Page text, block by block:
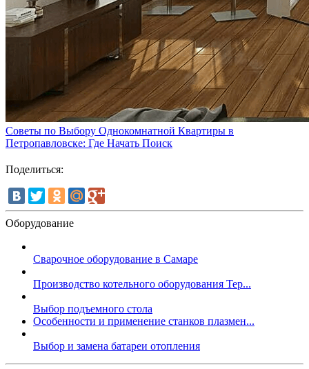
Советы по Выбору Однокомнатной Квартиры в
Петропавловске: Где Начать Поиск
Поделиться:
Оборудование
Сварочное оборудование в Самаре
Производство котельного оборудования Тер...
Выбор подъемного стола
Особенности и применение станков плазмен...
Выбор и замена батареи отопления